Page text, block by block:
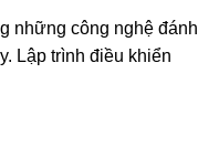
những công nghệ đánh
Lập trình điều khiển